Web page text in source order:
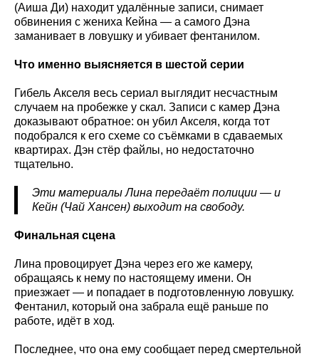
(Аиша Ди) находит удалённые записи, снимает
обвинения с жениха Кейна — а самого Дэна
заманивает в ловушку и убивает фентанилом.
Что именно выясняется в шестой серии
Гибель Акселя весь сериал выглядит несчастным
случаем на пробежке у скал. Записи с камер Дэна
доказывают обратное: он убил Акселя, когда тот
подобрался к его схеме со съёмками в сдаваемых
квартирах. Дэн стёр файлы, но недостаточно
тщательно.
Эти материалы Лина передаёт полиции — и
Кейн (Чай Хансен) выходит на свободу.
Финальная сцена
Лина провоцирует Дэна через его же камеру,
обращаясь к нему по настоящему имени. Он
приезжает — и попадает в подготовленную ловушку.
Фентанил, который она забрала ещё раньше по
работе, идёт в ход.
Последнее, что она ему сообщает перед смертельной